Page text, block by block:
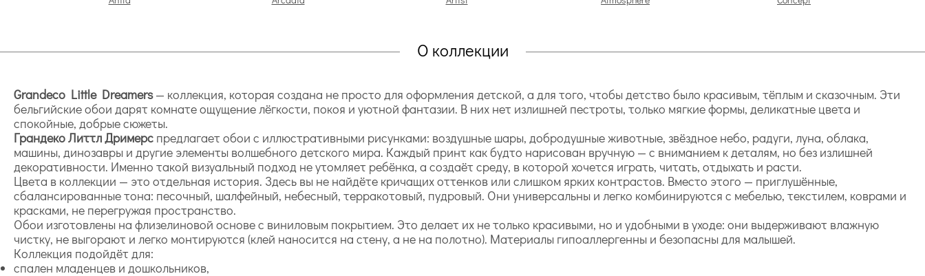
О коллекции
Grandeco Little Dreamers— коллекция, которая создана не просто для оформления детской, а для того, чтобы детство было красивым, тёплым и сказочным. Эти
бельгийские обои дарят комнате ощущение лёгкости, покоя и уютной фантазии. В них нет излишней пестроты, только мягкие формы, деликатные цвета и
спокойные, добрые сюжеты.
Грандеко Литтл Дримерс предлагает обои с иллюстративными рисунками: воздушные шары, добродушные животные, звёздное небо, радуги, луна, облака,
машины, динозавры и другие элементы волшебного детского мира. Каждый принт как будто нарисован вручную — с вниманием к деталям, но без излишней
декоративности. Именно такой визуальный подход не утомляет ребёнка, а создаёт среду, в которой хочется играть, читать, отдыхать и расти.
Цвета в коллекции — это отдельная история. Здесь вы не найдёте кричащих оттенков или слишком ярких контрастов. Вместо этого — приглушённые,
сбалансированные тона: песочный, шалфейный, небесный, терракотовый, пудровый. Они универсальны и легко комбинируются с мебелью, текстилем, коврами и
красками, не перегружая пространство.
Обои изготовлены на флизелиновой основе с виниловым покрытием. Это делает их не только красивыми, но и удобными в уходе: они выдерживают влажную
чистку, не выгорают и легко монтируются (клей наносится на стену, а не на полотно). Материалы гипоаллергенны и безопасны для малышей.
Коллекция подойдёт для:
спален младенцев и дошкольников,